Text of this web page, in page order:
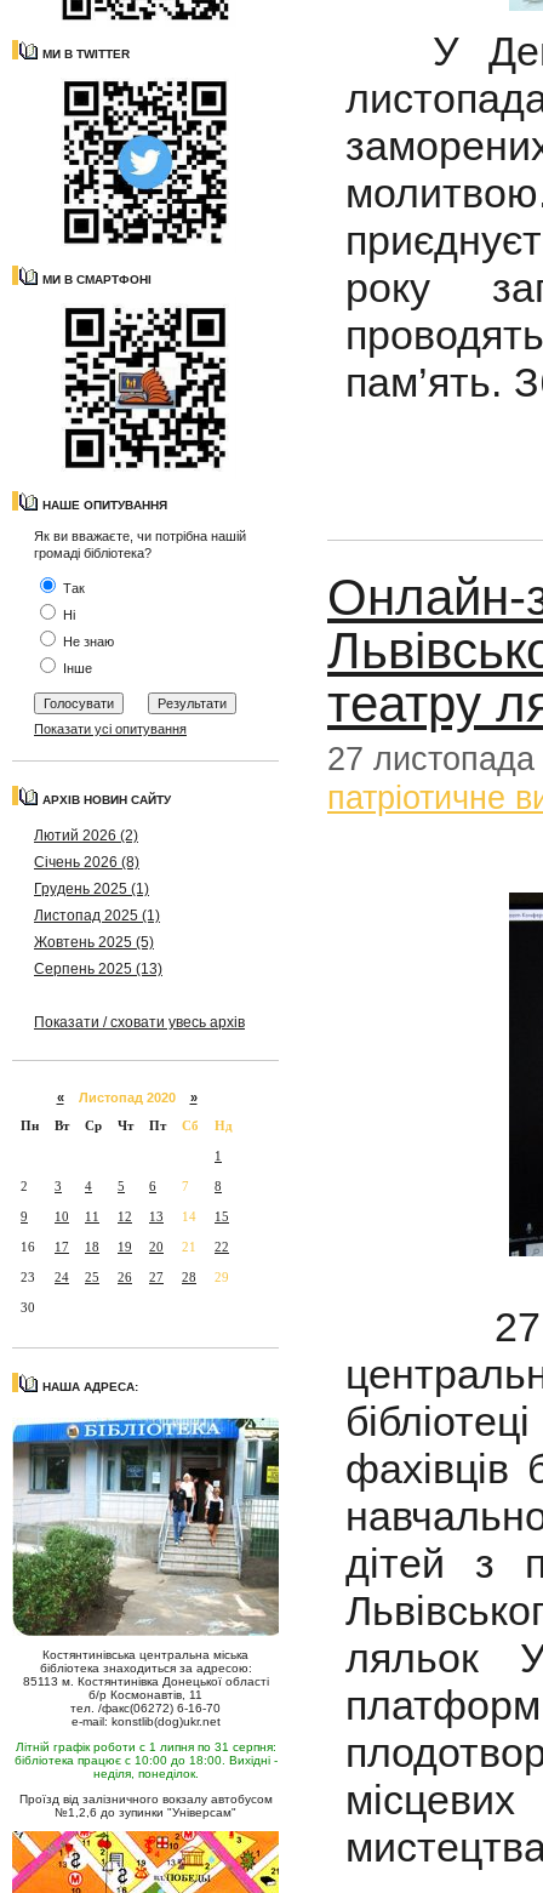
МИ В TWITTER
МИ В СМАРТФОНІ
НАШЕ ОПИТУВАННЯ
Як ви вважаєте, чи потрібна нашій
громаді бібліотека?
Так
Ні
Не знаю
Інше
Показати усі опитування
АРХІВ НОВИН САЙТУ
Лютий 2026 (2)
Січень 2026 (8)
Грудень 2025 (1)
Листопад 2025 (1)
Жовтень 2025 (5)
Серпень 2025 (13)
Показати / сховати увесь архів
«Листопад 2020 »
Пн
Вт Ср Чт Пт Сб Нд
1
2 3 4 5 6 7 8
9 10 11 12 13 14 15
16 17 18 19 20 21 22
23 24 25 26 27 28 29
30
НАША АДРЕСА:
Костянтинівська центральна міська
бібліотека знаходиться за адресою:
85113 м. Костянтинівка Донецької області
б/р Космонавтів, 11
тел. /факс(06272) 6-16-70
e-mail: konstlib(dog)ukr.net
Літній графік роботи с 1 липня по 31 серпня:
бібліотека працює с 10:00 до 18:00. Вихідні -
неділя, понеділок.
Проїзд від залізничного вокзалу автобусом
№1,2,6 до зупинки "Універсам"
У День
року
пам’ять.
Онлайн-
театру
27
патріотичне
27
фахівців
дітей з
ляльок